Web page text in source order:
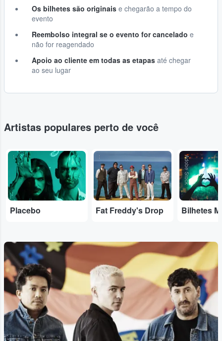
Os bilhetes são originais e chegarão a tempo do
evento
Reembolso integral se o evento for cancelado e
não for reagendado
Apoio ao cliente em todas as etapas até chegar
ao seu lugar
Artistas populares perto de você
...
Placebo
...
Fat Freddy's Drop
Adobe Stock
Bilhetes